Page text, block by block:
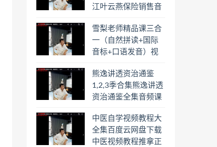
江叶云燕保险销售音
盘下载学习
雪梨老师精品课三合
一（自然拼读+国际
音标+口语发音）视
载学习
熊逸讲透资治通鉴
1,2,3季合集熊逸讲透
资治通鉴全集音频课
一二三辑合集百度云
网盘下载学习
中医自学视频教程大
全集百度云网盘下载
中医视频教程推拿正